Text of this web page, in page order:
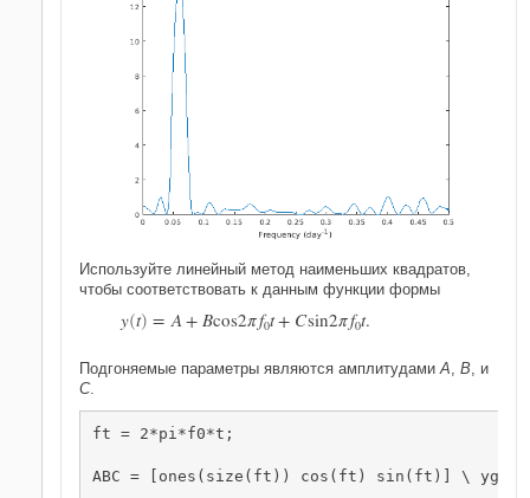
Используйте линейный метод наименьших квадратов,
чтобы соответствовать к данным функции формы
y(t) = A+Bcos2πf0t+ Csin2πf0t.
Подгоняемые параметры являются амплитудами A B , и
C.
ft = 2*pi*f0*t;
ABC = [ones(size(ft)) cos(ft) sin(ft)] \ yg